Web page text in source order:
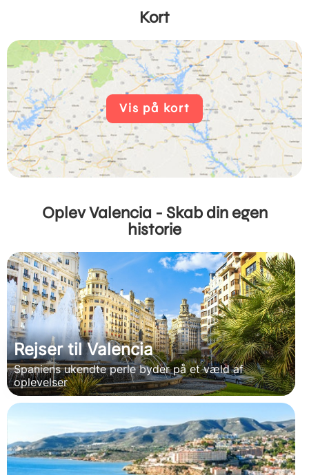
Kort
Vis på kort
Oplev Valencia - Skab din egen
historie
Rejser til Valencia
Spaniens ukendte perle byder på et væld af
oplevelser